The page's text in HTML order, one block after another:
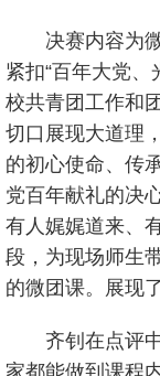
决赛内容为
紧扣“百年大党
校共青团工作和
切口展现大道理
的初心使命、传
党百年献礼的决
有人娓娓道来、
段，为现场师生
的微团课。展现
齐钊在点评
家都能做到课程